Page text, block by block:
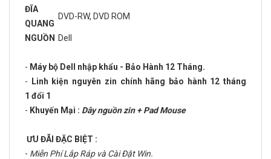
ĐĨA
QUANG
DVD-RW, DVD ROM
NGUỒN Dell
- Máy bộ Dell nhập khẩu - Bảo Hành 12 Tháng.
-
Linh kiện nguyên zin chính hãng bảo hành 12 tháng
1 đổi 1
- Khuyến Mại : Dây nguồn zin + Pad Mouse
ƯU ĐÃI ĐẶC BIỆT :
- Miễn Phí Lắp Ráp và Cài Đặt Win.